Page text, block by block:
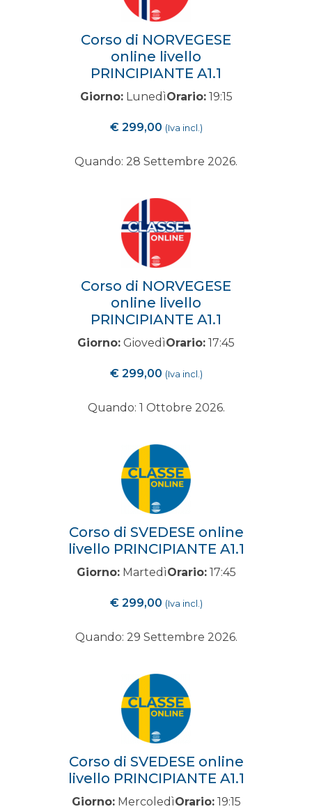
Corso di NORVEGESE
online livello
PRINCIPIANTE A1.1
Giorno:LunedìOrario:19:15
€299,00 (Iva incl.)
Quando: 28 Settembre 2026.
Corso di NORVEGESE
online livello
PRINCIPIANTE A1.1
Giorno: GiovedìOrario: 17:45
€299,00 (Iva incl.)
Quando: 1 Ottobre 2026.
Corso di SVEDESE online
livello PRINCIPIANTE A1.1
Giorno:MartedìOrario:17:45
€299,00 (Iva incl.)
Quando: 29 Settembre 2026.
Corso di SVEDESE online
livello PRINCIPIANTE A1.1
Giorno:MercoledìOrario:19:15